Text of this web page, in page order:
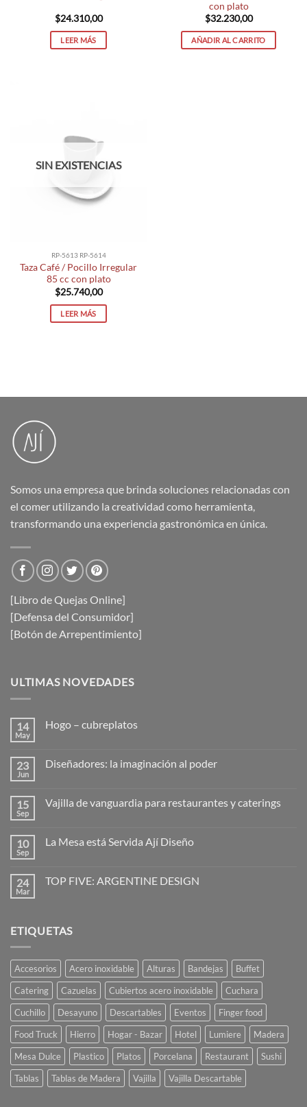
$24.310,00
LEER MÁS
con plato
$32.230,00
AÑADIR AL CARRITO
SIN EXISTENCIAS
RP-5613 RP-5614
Taza Café / Pocillo Irregular
85 cc con plato
$25.740,00
LEER MÁS
Somos una empresa que brinda soluciones relacionadas con
el comer utilizando la creatividad como herramienta,
transformando una experiencia gastronómica en única.
[Libro de Quejas Online]
[Defensa del Consumidor]
[Botón de Arrepentimiento]
ULTIMAS NOVEDADES
14
May
Hogo – cubreplatos
en
23
Jun
Diseñadores: la imaginación al poder
en
al
poder
15
Sep
Vajilla de vanguardia para restaurantes y caterings
en
para
restaurantes
10
Sep
La Mesa está Servida Ají Diseño
en
Ají
Diseño
24
Mar
TOP FIVE: ARGENTINE DESIGN
TOP
ETIQUETAS
Accesorios Acero inoxidable Alturas Bandejas
Buffet
Catering
Cazuelas Cubiertos acero inoxidable
Cuchara
Cuchillo
Desayuno Descartables Eventos
Finger food
Food Truck
Hierro Hogar - Bazar Hotel Lumiere
Madera
Mesa Dulce
Plastico Platos Porcelana Restaurant
Sushi
Tablas
Tablas de Madera Vajilla Vajilla Descartable